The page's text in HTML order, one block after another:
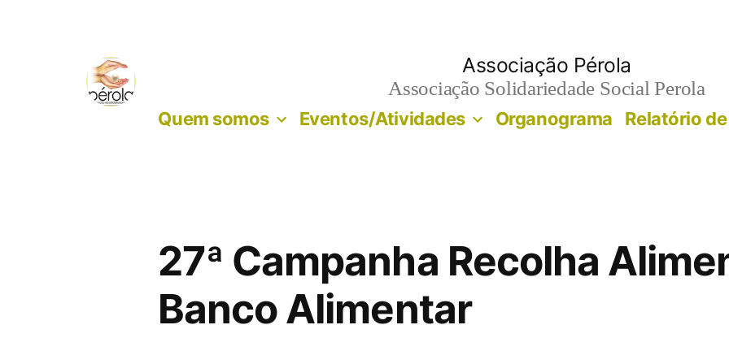
Associação Pérola
Associação Solidariedade Social Perola
Quem somos Eventos/Atividades Organograma Relatório
27ª Campanha Recolha
Banco Alimentar